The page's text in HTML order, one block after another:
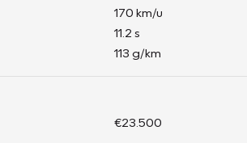
170 km/u
11.2 s
113 g/km
€23.500